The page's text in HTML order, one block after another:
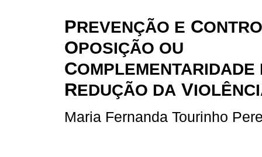
PREVENÇÃO E C
OPOSIÇÃO OU
COMPLEMENTARIDADE
REDUÇÃO DA V
Maria Fernanda Tourinho